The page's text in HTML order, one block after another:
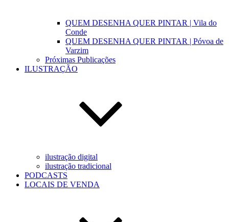
QUEM DESENHA QUER PINTAR | Vila do
Conde
QUEM DESENHA QUER PINTAR | Póvoa de
Varzim
Próximas Publicações
ILUSTRAÇÃO
ilustração digital
ilustração tradicional
PODCASTS
LOCAIS DE VENDA